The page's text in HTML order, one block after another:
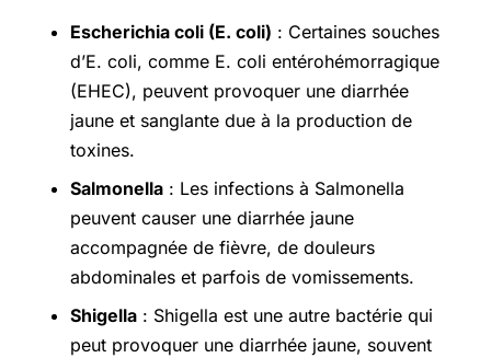
Escherichia coli (E. coli) : Certaines souches
d’E. coli, comme E. coli entérohémorragique
(EHEC), peuvent provoquer une diarrhée
jaune et sanglante due à la production de
toxines.
Salmonella : Les infections à Salmonella
peuvent causer une diarrhée jaune
accompagnée de fièvre, de douleurs
abdominales et parfois de vomissements.
Shigella : Shigella est une autre bactérie qui
peut provoquer une diarrhée jaune, souvent